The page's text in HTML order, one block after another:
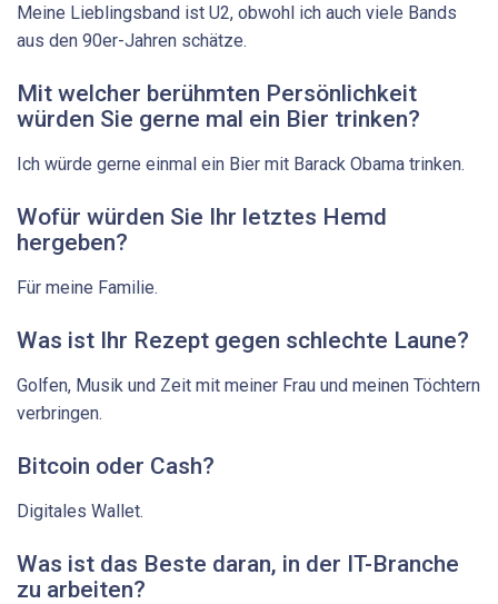
Meine Lieblingsband ist U2, obwohl ich auch viele Bands
aus den 90er-Jahren schätze.
Mit welcher berühmten Persönlichkeit
würden Sie gerne mal ein Bier trinken?
Ich würde gerne einmal ein Bier mit Barack Obama trinken.
Wofür würden Sie Ihr letztes Hemd
hergeben?
Für meine Familie.
Was ist Ihr Rezept gegen schlechte Laune?
Golfen, Musik und Zeit mit meiner Frau und meinen Töchtern
verbringen.
Bitcoin oder Cash?
Digitales Wallet.
Was ist das Beste daran, in der IT-Branche
zu arbeiten?